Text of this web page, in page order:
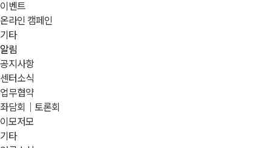
이벤트
온라인 캠페인
기타
알림
공지사항
센터소식
업무협약
좌담회｜토론회
이모저모
기타